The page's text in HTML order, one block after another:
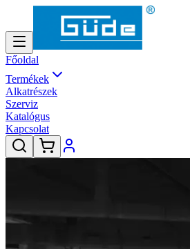
Főoldal
Termékek
Alkatrészek
Szerviz
Katalógus
Kapcsolat